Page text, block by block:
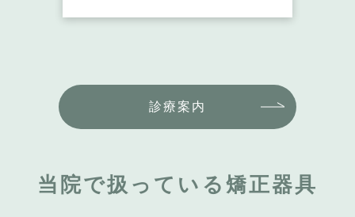
診療案内
当院で扱っている矯正器具